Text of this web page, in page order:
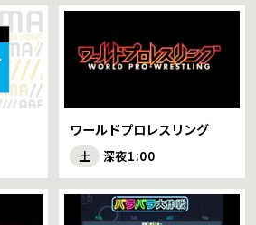
ワールドプロレスリング
土 深夜1:00